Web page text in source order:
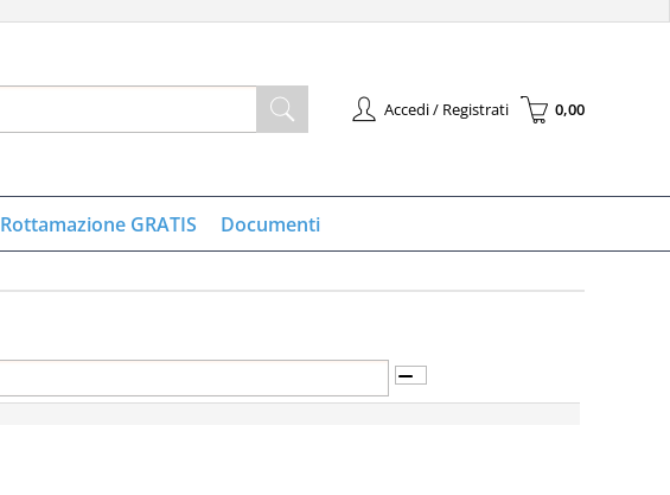
Accedi / Registrati
Per completare l'ordine inserisci il
nome utente e la password e poi
E-mail:
Se non sei ancora registrato sul
0,00
Rottamazione GRATIS Documenti